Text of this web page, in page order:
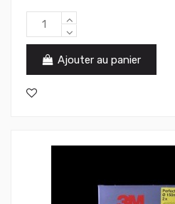
Ajouter au panier